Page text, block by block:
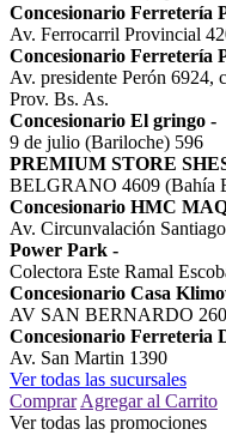
Concesionario Ferretería
Av. Ferrocarril Provincial
Concesionario Ferretería
Av. presidente Perón 6924,
Prov. Bs. As.
Concesionario El gringo -
9 de julio (Bariloche) 596
PREMIUM STORE
BELGRANO 4609 (Bahía
Concesionario HMC
Av. Circunvalación
Power Park -
Colectora Este Ramal
Concesionario Casa
AV SAN BERNARDO
Concesionario Ferreteria
Av. San Martin 1390
Ver todas las sucursales
Comprar Agregar al Carrito
Ver todas las promociones